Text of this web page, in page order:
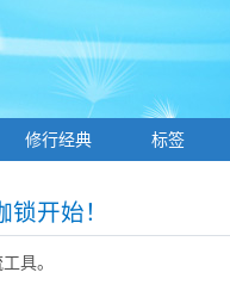
修行经典 标签
开始！
具。